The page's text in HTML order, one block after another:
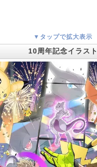
▼タップで拡大表示
10周年記念イラスト